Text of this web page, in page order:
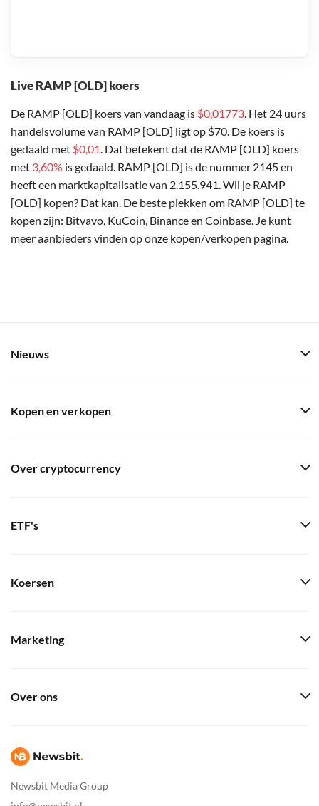
Live RAMP [OLD] koers
De RAMP [OLD] koers van vandaag is $0,01773. Het 24 uurs
handelsvolume van RAMP [OLD] ligt op $70. De koers is
gedaald met $0,01. Dat betekent dat de RAMP [OLD] koers
met 3,60% is gedaald. RAMP [OLD] is de nummer 2145 en
heeft een marktkapitalisatie van 2.155.941. Wil je RAMP
[OLD] kopen? Dat kan. De beste plekken om RAMP [OLD] te
kopen zijn: Bitvavo, KuCoin, Binance en Coinbase. Je kunt
meer aanbieders vinden op onze kopen/verkopen pagina.
Newsbit Media Group
Nieuws
Kopen en verkopen
Over cryptocurrency
ETF's
Koersen
Marketing
Over ons